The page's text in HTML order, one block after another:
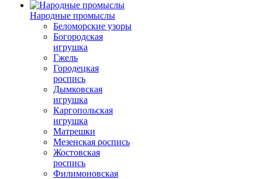
Народные промыслы
Беломорские узоры
Богородская
игрушка
Гжель
Городецкая
роспись
Дымковская
игрушка
Каргопольская
игрушка
Матрешки
Мезенская роспись
Жостовская
роспись
Филимоновская